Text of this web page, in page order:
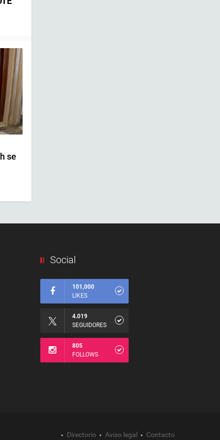
se
Social
101,000
LIKES
4.019
SEGUIDORES
805
FOLLOWS
Directorio Aviso legal Contacto